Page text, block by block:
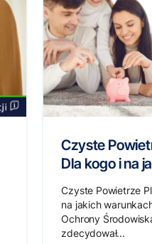
Czyste
Dla kogo i na
Czyste Powietrze
na jakich
Ochrony
zdecydował...